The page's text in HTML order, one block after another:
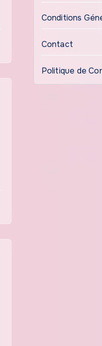
Conditions
Contact
Politique de